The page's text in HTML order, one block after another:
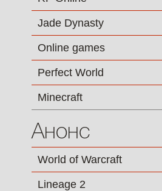
Jade Dynasty
Online games
Perfect World
Minecraft
Анонс
World of Warcraft
Lineage 2